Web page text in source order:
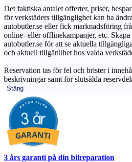
Det faktiska antalet offerter, priser,
för verkstäders tillgänglighet kan ha
autobutler.se eller fick marknadsföring
online- eller offlinekampanjer, etc.
autobutler.se för att se aktuella
och aktuell tillgänlihet hos valda
Reservation tas för fel och brister i
beskrivningar samt för slutsålda
Stäng
3 års garanti på din bilreparation